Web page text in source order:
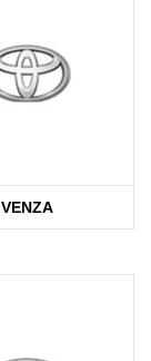
VENZA